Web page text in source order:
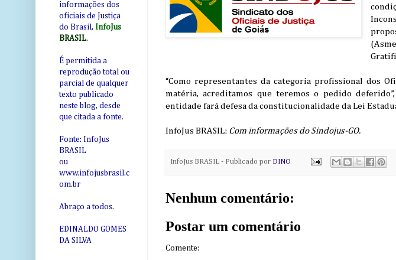
“Como representantes da categoria profissional dos
matéria, acreditamos que teremos o pedido
entidade fará defesa da constitucionalidade da Lei
InfoJus BRASIL: Com informações do Sindojus-GO.
InfoJus BRASIL - Publicado por DINO
Nenhum comentário:
Postar um comentário
Comente:
informações dos
oficiais de Justiça
do Brasil, InfoJus
BRASIL.
É permitida a
reprodução total ou
parcial de qualquer
texto publicado
neste blog, desde
que citada a fonte.
Fonte: InfoJus
BRASIL
ou
www.infojusbrasil.c
om.br
Abraço a todos.
EDINALDO GOMES
DA SILVA